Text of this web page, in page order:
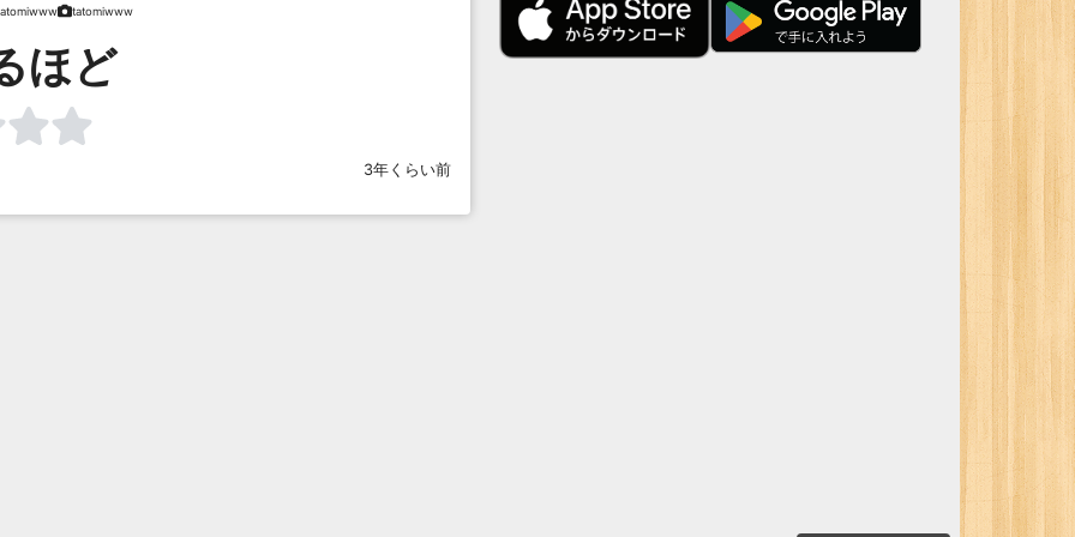
tatomiwww
ほど
3年くらい前